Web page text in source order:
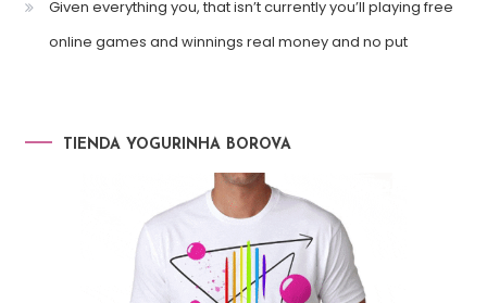
Given everything you, that isn’t currently you’ll playing free
online games and winnings real money and no put
TIENDA YOGURINHA BOROVA